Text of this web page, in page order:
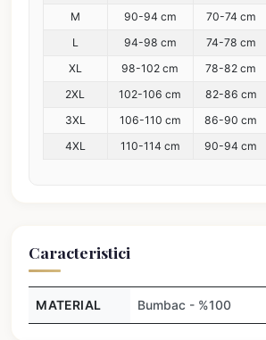
M 90-94 cm 70-74 cm
L
94-98 cm 74-78 cm
XL
98-102 cm 78-82 cm
2XL
102-106 cm 82-86 cm
3XL
106-110 cm 86-90 cm
4XL
110-114 cm 90-94 cm
Caracteristici
MATERIAL Bumbac - %100